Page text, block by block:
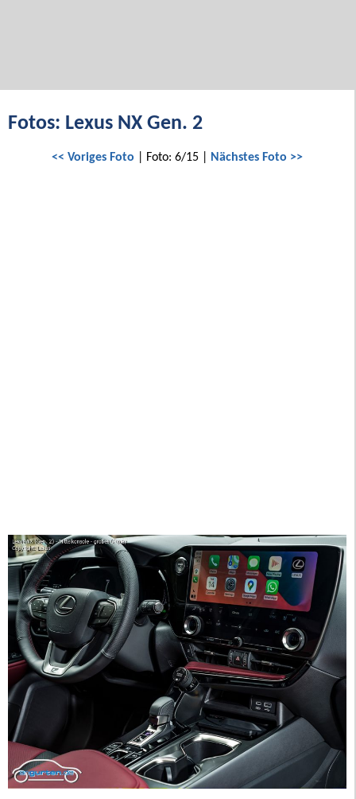
Fotos: Lexus NX Gen. 2
<< Voriges Foto | Foto: 6/15 | Nächstes Foto >>